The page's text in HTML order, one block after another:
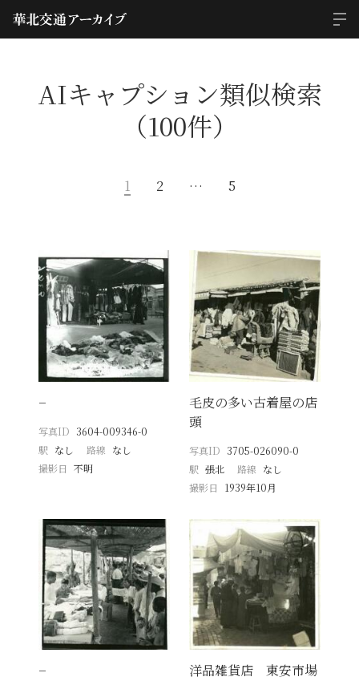
AIキャプション類似検索
（100件）
1 2 … 5
−
写真ID 3604-009346-0
駅 なし 路線 なし
撮影日
不明
毛皮の多い古着屋の店
頭
写真ID 3705-026090-0
駅 張北 路線 なし
撮影日
1939年10月
− 洋品雑貨店 東安市場